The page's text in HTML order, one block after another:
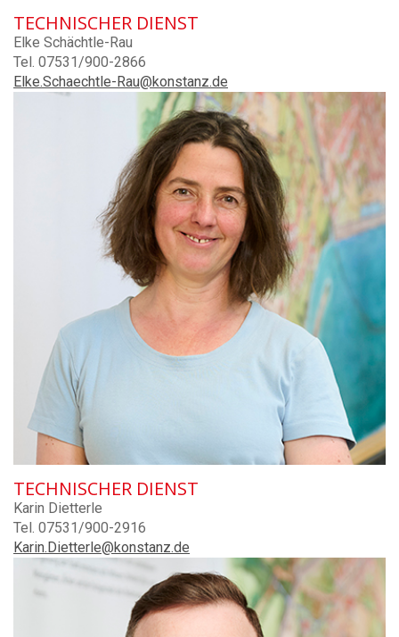
TECHNISCHER DIENST
Elke Schächtle-Rau
Tel. 07531/900-2866
Elke.Schaechtle-Rau@konstanz.de
TECHNISCHER DIENST
Karin Dietterle
Tel. 07531/900-2916
Karin.Dietterle@konstanz.de